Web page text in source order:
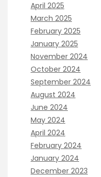
April 2025
March 2025
February 2025
January 2025
November 2024
October 2024
September 2024
August 2024
June 2024
May 2024
April 2024
February 2024
January 2024
December 2023